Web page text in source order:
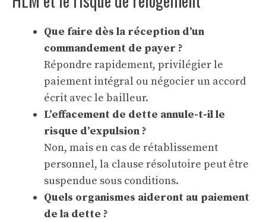
Que faire dès la réception d’un
commandement de payer ?
Répondre rapidement, privilégier le
paiement intégral ou négocier un accord
écrit avec le bailleur.
L’effacement de dette annule-t-il le
risque d’expulsion ?
Non, mais en cas de rétablissement
personnel, la clause résolutoire peut être
suspendue sous conditions.
Quels organismes aideront au paiement
de la dette ?